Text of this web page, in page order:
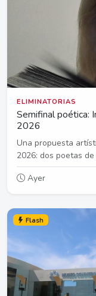
ELIMINATORIAS
Semifinal poética:
2026
Una propuesta
2026: dos poetas
Ayer
Flash